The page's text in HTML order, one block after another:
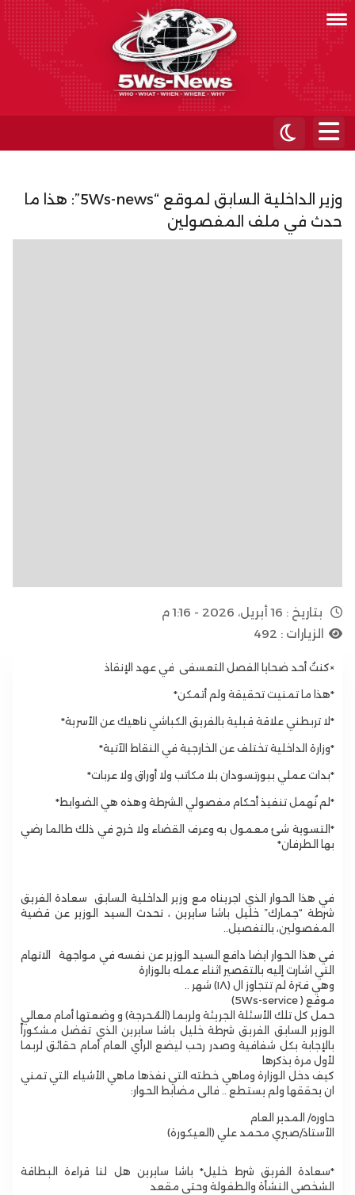
وزير الداخلية السابق لموقع “5Ws-news”: هذا ما
حدث في ملف المفصولين
بتاريخ : 16 أبريل، 2026 - 1:16 م
الزيارات : 492
×كنتُ أحد ضحايا الفصل التعسفى في عهد الإنقاذ
*هذا ما تمنيت تحقيقة ولم أتمكن*
*لا تربطني علاقة قبلية بالفريق الكباشي ناهيك عن الأسرية*
*وزارة الداخلية تختلف عن الخارجية في النقاط الآتية*
*بدات عملي ببورتسودان بلا مكاتب ولا أوراق ولا عربات*
*لم نُهمل تنفيذ أحكام مفصولي الشرطة وهذه هي الضوابط*
*التسوية شئ معمول به وعرف القضاء ولا خرج في ذلك طالما رضي
بها الطرفان*
في هذا الحوار الذي اجريناه مع وزير الداخلية السابق سعادة الفريق
شرطة “جمارك” خليل باشا سايرين ، تحدث السيد الوزير عن قضية
المفصولين، بالتفصيل..
في هذا الحوار ايضا دافع السيد الوزير عن نفسه في مواجهة الاتهام
التي اشارت إليه بالتقصير اثناء عمله بالوزارة
وهي فترة لم تتجاوز ال (١٨) شهر ..
موقع ( 5Ws-service)
حمل كل تلك الأسئلة الجريئة ولربما (المُحرجة) و وضعتها أمام معالي
الوزير السابق الفريق شرطة خليل باشا سايرين الذي تفضل مشكوراً
بالإجابة بكل شفافية وصدر رحب ليضع الرأي العام أمام حقائق لربما
لأول مرة يذكرها
كيف دخل الوزارة وماهي خطته التي نفذها ماهي الأشياء التي تمني
ان يحققها ولم يستطع .. فالى مضابط الحوار:
حاوره/ المدير العام
الأستاذ/صبري محمد علي (العيكورة)
‎*سعادة الفريق شرط خليل* باشا سايرين هل لنا قراءة البطاقة
الشخصي النشأة والطفولة وحتى مقعد